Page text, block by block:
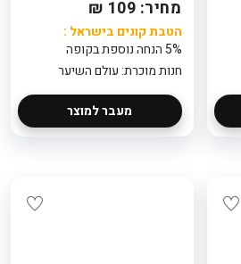
מחיר: 109 ₪
הטבת קונים בישראל :
5% הנחה נוספת בקופה
חנות מוכרת: עולם השיער
מעבר למוצר